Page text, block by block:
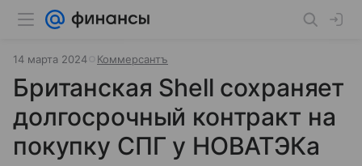
14 марта 2024 Коммерсантъ
Британская Shell сохраняет
долгосрочный контракт на
покупку СПГ у НОВАТЭКа